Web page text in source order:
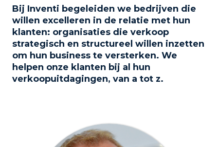
Bij Inventi begeleiden we bedrijven die
willen excelleren in de relatie met hun
klanten: organisaties die verkoop
strategisch en structureel willen inzetten
om hun business te versterken. We
helpen onze klanten bij al hun
verkoopuitdagingen, van a tot z.